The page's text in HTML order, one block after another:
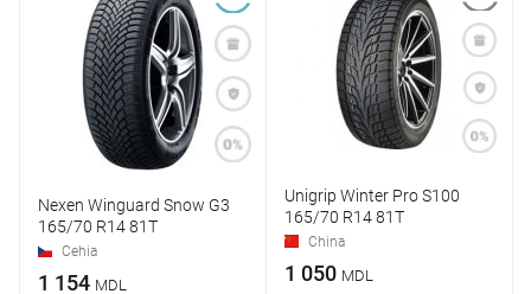
Nexen Winguard Snow G3
165/70 R14 81T
Cehia
1 154 MDL
Unigrip Winter Pro S100
165/70 R14 81T
China
1 050 MDL